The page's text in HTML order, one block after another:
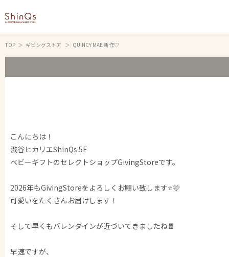
TOP ギビングストア QUINCY MAE 新作♡
こんにちは！
渋谷ヒカリエShinQs 5F
ベビーギフトのセレクトショップGivingStoreです。
2026年もGivingStoreをよろしくお願い致します⭐️🩷
可愛いをたくさんお届けします！
そして早くもバレンタインが近づいてきましたね🍫
早速ですが、